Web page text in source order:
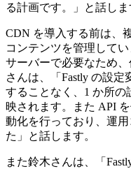
る計画です。」と話しま
CDN を導入する前は、
コンテンツを管理して
サーバーで必要なため
さんは、「Fastly の設
することなく、1 か所の
映されます。また API
動化を行っており、運
た」と話します。
また鈴木さんは、「